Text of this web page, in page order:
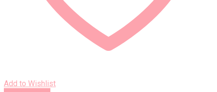
Add to Wishlist